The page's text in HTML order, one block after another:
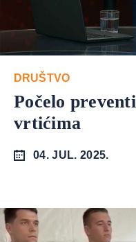
DRUŠTVO
Počelo
vrtićima
04. JUL. 2025.